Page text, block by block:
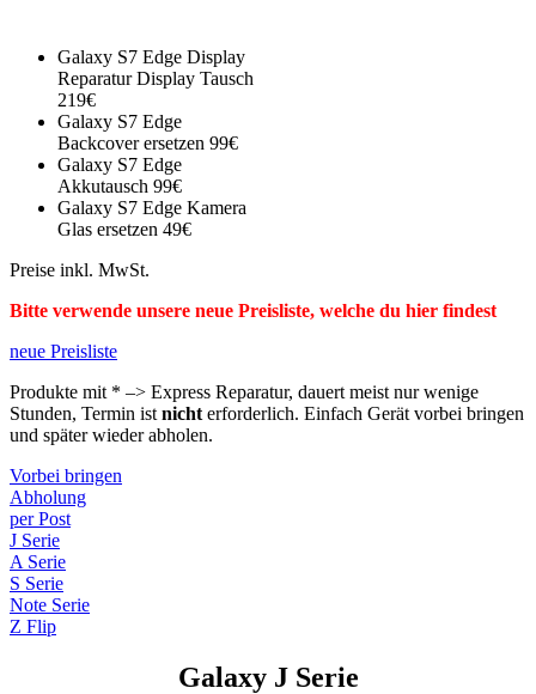
Galaxy S7 Edge Display
Reparatur Display Tausch
219€
Galaxy S7 Edge
Backcover ersetzen 99€
Galaxy S7 Edge
Akkutausch 99€
Galaxy S7 Edge Kamera
Glas ersetzen 49€
Preise inkl. MwSt.
Bitte verwende unsere neue Preisliste, welche du hier findest
neue Preisliste
Produkte mit * –> Express Reparatur, dauert meist nur wenige
Stunden, Termin ist nicht erforderlich. Einfach Gerät vorbei bringen
und später wieder abholen.
Vorbei bringen
Abholung
per Post
J Serie
A Serie
S Serie
Note Serie
Z Flip
Galaxy J Serie